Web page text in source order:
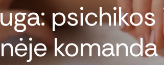
komanda